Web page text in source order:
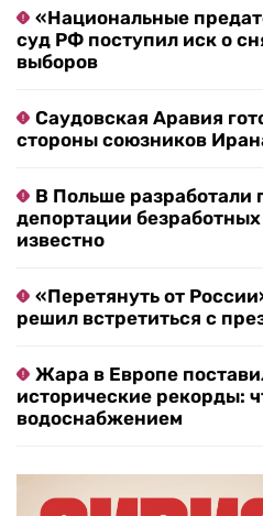
«Национальные
суд РФ поступил иск о
выборов
Саудовская Аравия
стороны союзников
В Польше разработали
депортации
известно
«Перетянуть от
решил встретиться с
Жара в Европе
исторические рекорды:
водоснабжением